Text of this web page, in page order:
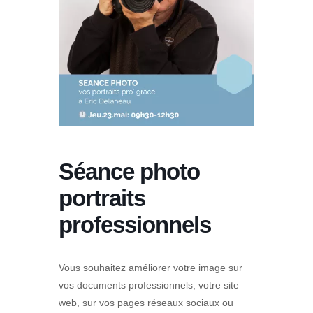
Séance photo
portraits
professionnels
Vous souhaitez améliorer votre image sur
vos documents professionnels, votre site
web, sur vos pages réseaux sociaux ou